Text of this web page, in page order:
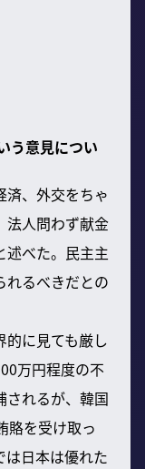
う意見につい
済、外交をちゃ
法人問わず献金
述べた。民主主
れるべきだとの
的に見ても厳し
万円程度の不
されるが、韓国
賂を受け取っ
は日本は優れた